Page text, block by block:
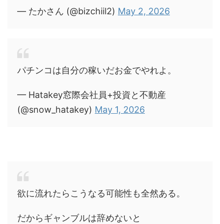
— たかさん (@bizchiil2) May 2, 2026
パチンコは自分の稼いだお金でやれよ。
— Hatakey窓際会社員+投資と不動産
(@snow_hatakey) May 1, 2026
欲に流れたらこうなる可能性も全然ある。
だからギャンブルは辞めないと